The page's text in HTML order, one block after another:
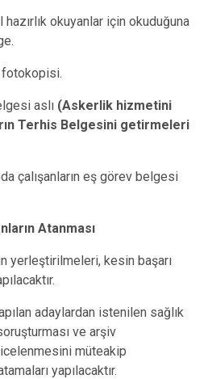
okuyanlar için okuduğuna
aslı (Askerlik hizmetini
Terhis Belgesini getirmeleri
eş görev belgesi
Atanması
yerleştirilmeleri, kesin başarı
adaylardan istenilen sağlık
ve arşiv
müteakip
yapılacaktır.